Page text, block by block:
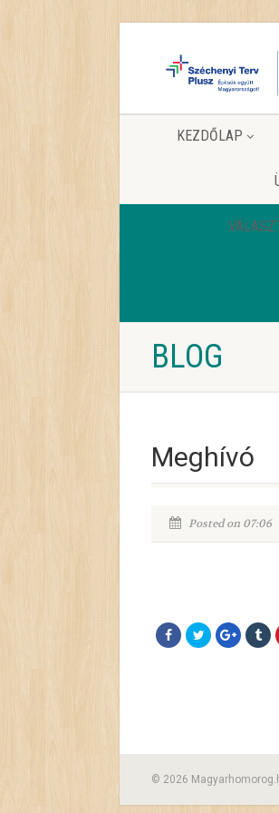
KEZDŐLAP
BLOG
Meghívó
Posted on 07:06
© 2026